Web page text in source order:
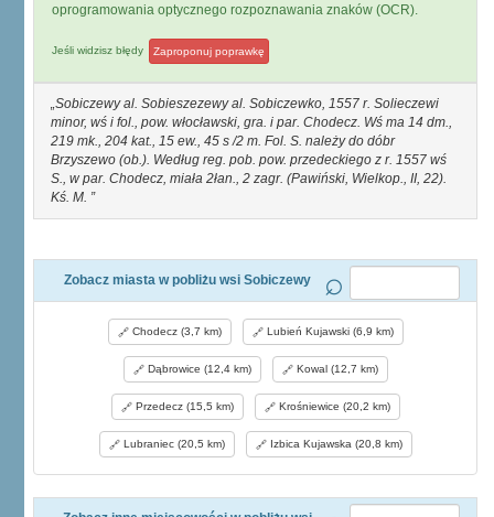
oprogramowania optycznego rozpoznawania znaków (OCR).
Jeśli widzisz błędy Zaproponuj poprawkę
Sobiczewy al. Sobieszezewy al. Sobiczewko, 1557 r. Solieczewi
minor, wś i fol., pow. włocławski, gra. i par. Chodecz. Wś ma 14 dm.,
219 mk., 204 kat., 15 ew., 45 s /2 m. Fol. S. należy do dóbr
Brzyszewo (ob.). Według reg. pob. pow. przedeckiego z r. 1557 wś
S., w par. Chodecz, miała 2łan., 2 zagr. (Pawiński, Wielkop., II, 22).
Kś. M.
Zobacz miasta w pobliżu wsi Sobiczewy
Chodecz (3,7 km) Lubień Kujawski (6,9 km)
Dąbrowice (12,4 km) Kowal (12,7 km)
Przedecz (15,5 km) Krośniewice (20,2 km)
Lubraniec (20,5 km) Izbica Kujawska (20,8 km)